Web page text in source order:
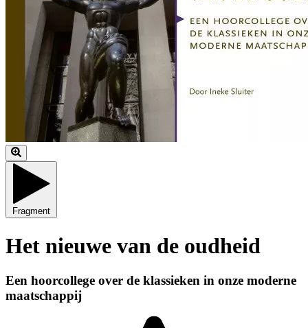
Fragment
Het nieuwe van de oudheid
Een hoorcollege over de klassieken in onze moderne
maatschappij